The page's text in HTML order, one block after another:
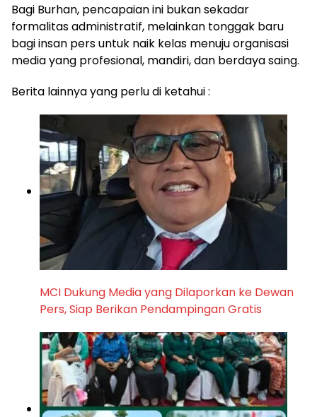
Bagi Burhan, pencapaian ini bukan sekadar
formalitas administratif, melainkan tonggak baru
bagi insan pers untuk naik kelas menuju organisasi
media yang profesional, mandiri, dan berdaya saing.
Berita lainnya yang perlu di ketahui :
MCI Dukung Media yang Dilaporkan ke Dewan
Pers, Siap Berikan Pendampingan Gratis